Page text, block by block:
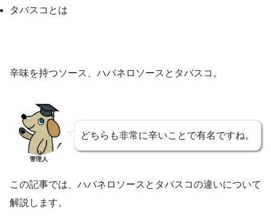
タバスコとは
辛味を持つソース、ハバネロソースとタバスコ。
管理人
どちらも非常に辛いことで有名ですね。
この記事では、ハバネロソースとタバスコの違いについて
解説します。